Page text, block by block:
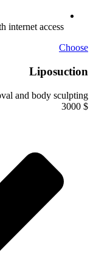
internet access
Choose
Liposuction
and body sculpting.
$
3000